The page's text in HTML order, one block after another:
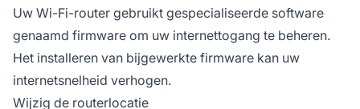
Uw Wi-Fi-router gebruikt gespecialiseerde software
genaamd firmware om uw internettogang te beheren.
Het installeren van bijgewerkte firmware kan uw
internetsnelheid verhogen.
Wijzig de routerlocatie